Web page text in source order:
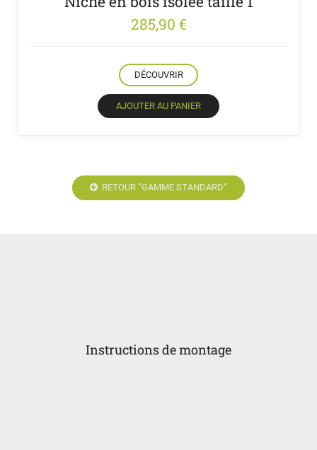
285,90 €
DÉCOUVRIR
AJOUTER AU PANIER
RETOUR “GAMME STANDARD”
Instructions de montage